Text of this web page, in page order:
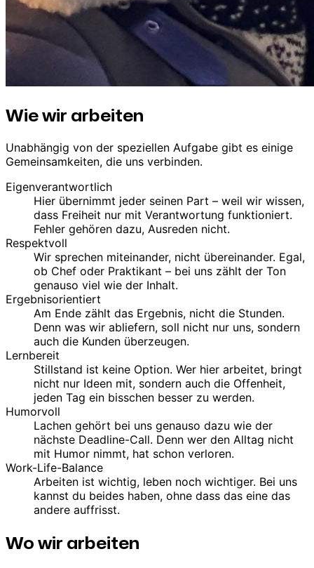
Wie wir arbeiten
Unabhängig von der speziellen Aufgabe gibt es einige
Gemeinsamkeiten, die uns verbinden.
Eigenverantwortlich
Hier übernimmt jeder seinen Part – weil wir wissen,
dass Freiheit nur mit Verantwortung funktioniert.
Fehler gehören dazu, Ausreden nicht.
Respektvoll
Wir sprechen miteinander, nicht übereinander. Egal,
ob Chef oder Praktikant – bei uns zählt der Ton
genauso viel wie der Inhalt.
Ergebnisorientiert
Am Ende zählt das Ergebnis, nicht die Stunden.
Denn was wir abliefern, soll nicht nur uns, sondern
auch die Kunden überzeugen.
Lernbereit
Stillstand ist keine Option. Wer hier arbeitet, bringt
nicht nur Ideen mit, sondern auch die Offenheit,
jeden Tag ein bisschen besser zu werden.
Humorvoll
Lachen gehört bei uns genauso dazu wie der
nächste Deadline-Call. Denn wer den Alltag nicht
mit Humor nimmt, hat schon verloren.
Work-Life-Balance
Arbeiten ist wichtig, leben noch wichtiger. Bei uns
kannst du beides haben, ohne dass das eine das
andere auffrisst.
Wo wir arbeiten